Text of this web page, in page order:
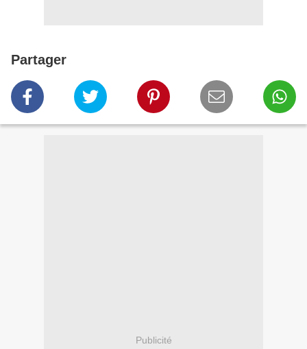
Partager
Publicité